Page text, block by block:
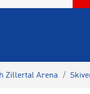
Zillertal Arena